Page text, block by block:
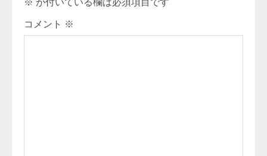
n
u
コメント ※